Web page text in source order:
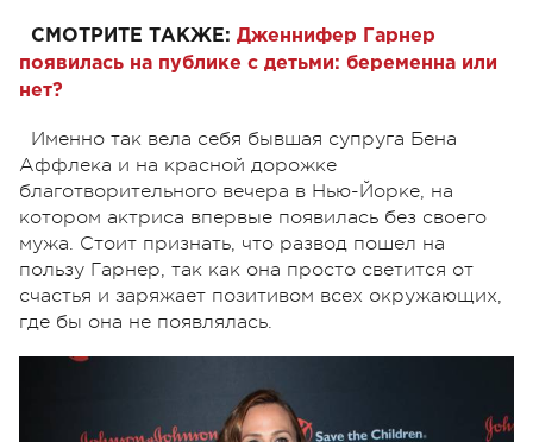
СМОТРИТЕ ТАКЖЕ: Дженнифер Гарнер
появилась на публике с детьми: беременна или
нет?
Именно так вела себя бывшая супруга Бена
Аффлека и на красной дорожке
благотворительного вечера в Нью-Йорке, на
котором актриса впервые появилась без своего
мужа. Стоит признать, что развод пошел на
пользу Гарнер, так как она просто светится от
счастья и заряжает позитивом всех окружающих,
где бы она не появлялась.